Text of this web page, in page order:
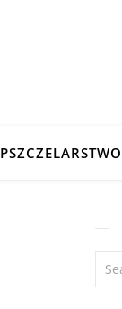
PSZCZELARSTWO